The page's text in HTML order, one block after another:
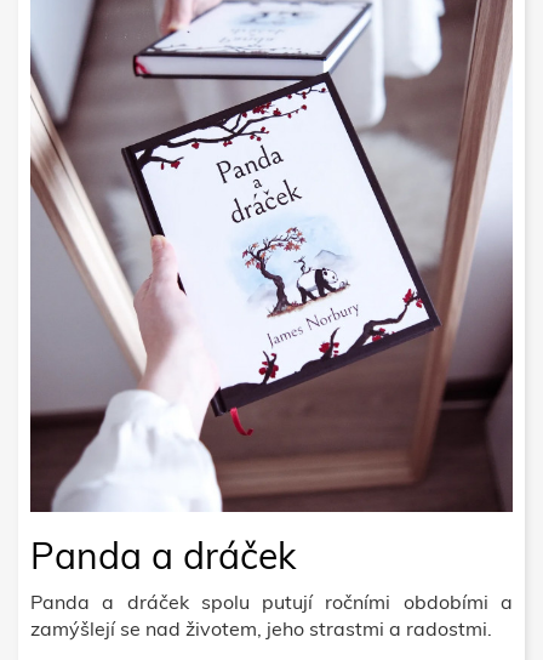
Panda a dráček
Panda a dráček spolu putují ročními obdobími a
zamýšlejí se nad životem, jeho strastmi a radostmi.